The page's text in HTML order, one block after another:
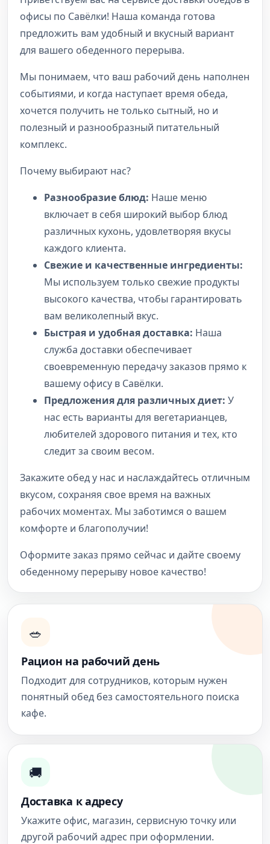
офисы по Савёлки! Наша команда готова
предложить вам удобный и вкусный вариант
для вашего обеденного перерыва.
Мы понимаем, что ваш рабочий день наполнен
событиями, и когда наступает время обеда,
хочется получить не только сытный, но и
полезный и разнообразный питательный
комплекс.
Почему выбирают нас?
Разнообразие блюд: Наше меню
включает в себя широкий выбор блюд
различных кухонь, удовлетворяя вкусы
каждого клиента.
Свежие и качественные ингредиенты:
Мы используем только свежие продукты
высокого качества, чтобы гарантировать
вам великолепный вкус.
Быстрая и удобная доставка: Наша
служба доставки обеспечивает
своевременную передачу заказов прямо к
вашему офису в Савёлки.
Предложения для различных диет: У
нас есть варианты для вегетарианцев,
любителей здорового питания и тех, кто
следит за своим весом.
Закажите обед у нас и наслаждайтесь отличным
вкусом, сохраняя свое время на важных
рабочих моментах. Мы заботимся о вашем
комфорте и благополучии!
Оформите заказ прямо сейчас и дайте своему
обеденному перерыву новое качество!
🥗
Рацион на рабочий день
Подходит для сотрудников, которым нужен
понятный обед без самостоятельного поиска
кафе.
🚚
Доставка к адресу
Укажите офис, магазин, сервисную точку или
другой рабочий адрес при оформлении.